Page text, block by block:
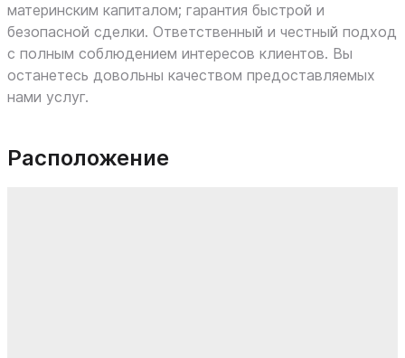
материнским капиталом; гарантия быстрой и
безопасной сделки. Ответственный и честный подход
с полным соблюдением интересов клиентов. Вы
останетесь довольны качеством предоставляемых
нами услуг.
Расположение